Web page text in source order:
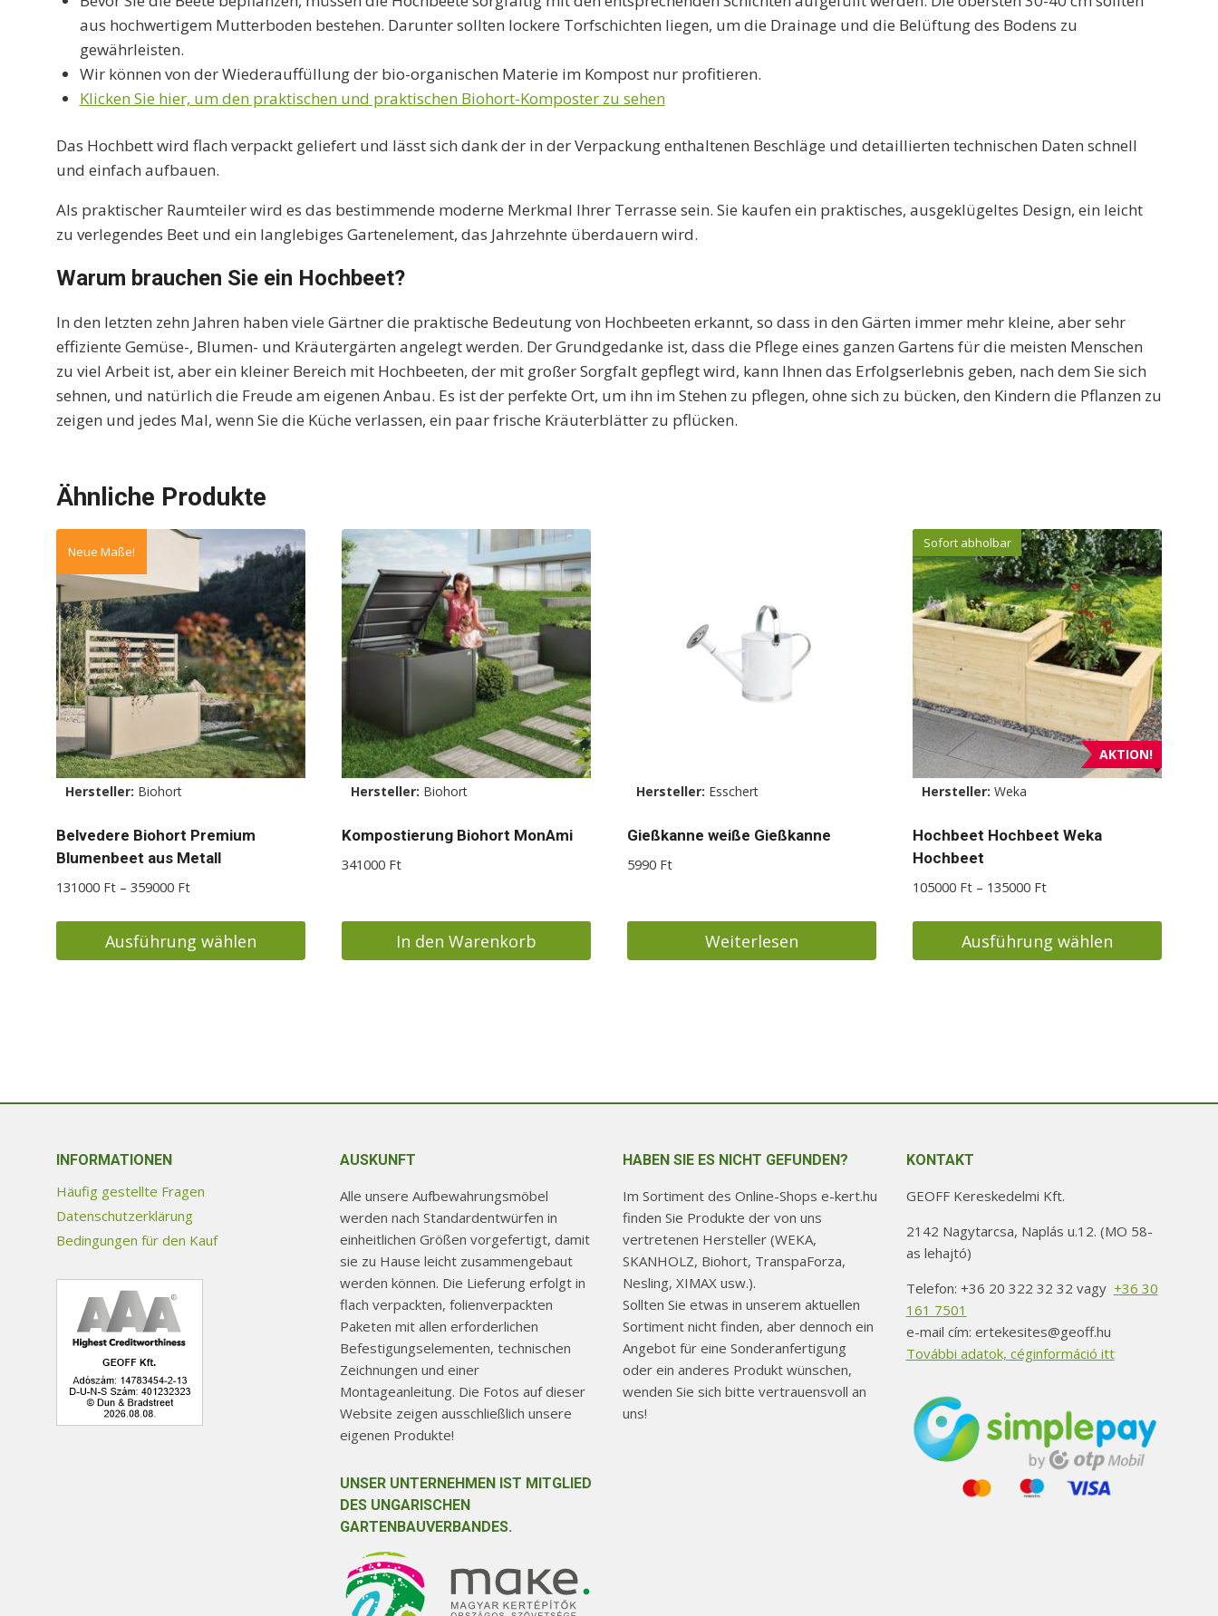
aus hochwertigem Mutterboden bestehen. Darunter sollten lockere Torfschichten liegen, um die Drainage und die Belüftung des Bodens zu
gewährleisten.
Wir können von der Wiederauffüllung der bio-organischen Materie im Kompost nur profitieren.
Klicken Sie hier, um den praktischen und praktischen Biohort-Komposter zu sehen
Das Hochbett wird flach verpackt geliefert und lässt sich dank der in der Verpackung enthaltenen Beschläge und detaillierten technischen Daten schnell
und einfach aufbauen.
Als praktischer Raumteiler wird es das bestimmende moderne Merkmal Ihrer Terrasse sein. Sie kaufen ein praktisches, ausgeklügeltes Design, ein leicht
zu verlegendes Beet und ein langlebiges Gartenelement, das Jahrzehnte überdauern wird.
Warum brauchen Sie ein Hochbeet?
In den letzten zehn Jahren haben viele Gärtner die praktische Bedeutung von Hochbeeten erkannt, so dass in den Gärten immer mehr kleine, aber sehr
effiziente Gemüse-, Blumen- und Kräutergärten angelegt werden. Der Grundgedanke ist, dass die Pflege eines ganzen Gartens für die meisten Menschen
zu viel Arbeit ist, aber ein kleiner Bereich mit Hochbeeten, der mit großer Sorgfalt gepflegt wird, kann Ihnen das Erfolgserlebnis geben, nach dem Sie sich
sehnen, und natürlich die Freude am eigenen Anbau. Es ist der perfekte Ort, um ihn im Stehen zu pflegen, ohne sich zu bücken, den Kindern die Pflanzen zu
zeigen und jedes Mal, wenn Sie die Küche verlassen, ein paar frische Kräuterblätter zu pflücken.
Ähnliche Produkte
Neue Maße!
Hersteller: Biohort
Belvedere Biohort Premium
Blumenbeet aus Metall
131000 Ft – 359000 FtPreisspanne:
359000 Ft
Ausführung wählen
können
auf
der
Produktseite
Hersteller: Biohort
Kompostierung Biohort MonAmi
341000 Ft
In den Warenkorb
Hersteller: Esschert
Gießkanne weiße Gießkanne
5990 Ft
Weiterlesen
AKTION!
Sofort abholbar
Hersteller: Weka
Hochbeet Hochbeet Weka
Hochbeet
105000 Ft – 135000 FtPreisspanne:
135000 Ft
Ausführung wählen
können
auf
Produktseite
gewählt
werden
INFORMATIONEN
Häufig gestellte Fragen
Datenschutzerklärung
Bedingungen für den Kauf
AUSKUNFT
Alle unsere Aufbewahrungsmöbel
werden nach Standardentwürfen in
einheitlichen Größen vorgefertigt, damit
sie zu Hause leicht zusammengebaut
werden können. Die Lieferung erfolgt in
flach verpackten, folienverpackten
Paketen mit allen erforderlichen
Befestigungselementen, technischen
Zeichnungen und einer
Montageanleitung. Die Fotos auf dieser
Website zeigen ausschließlich unsere
eigenen Produkte!
UNSER UNTERNEHMEN IST MITGLIED
DES UNGARISCHEN
GARTENBAUVERBANDES.
HABEN SIE ES NICHT GEFUNDEN?
Im Sortiment des Online-Shops e-kert.hu
finden Sie Produkte der von uns
vertretenen Hersteller (WEKA,
SKANHOLZ, Biohort, TranspaForza,
Nesling, XIMAX usw.).
Sollten Sie etwas in unserem aktuellen
Sortiment nicht finden, aber dennoch ein
Angebot für eine Sonderanfertigung
oder ein anderes Produkt wünschen,
wenden Sie sich bitte vertrauensvoll an
uns!
KONTAKT
GEOFF Kereskedelmi Kft.
2142 Nagytarcsa, Naplás u.12. (MO 58-
as lehajtó)
Telefon: +36 20 322 32 32 vagy +36 30
161 7501
e-mail cím: ertekesites@geoff.hu
További adatok, céginformáció itt